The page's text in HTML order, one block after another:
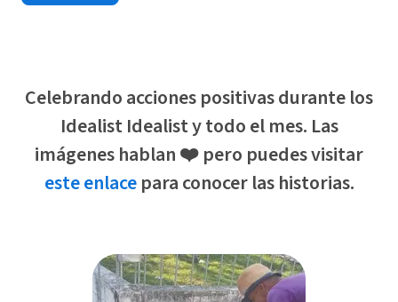
Celebrando acciones positivas durante los
Idealist Idealist y todo el mes. Las
imágenes hablan ❤️ pero puedes visitar
este enlacepara conocer las historias.